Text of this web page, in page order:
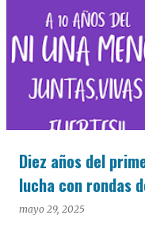
Diez años del
lucha con rondas
mayo 29, 2025